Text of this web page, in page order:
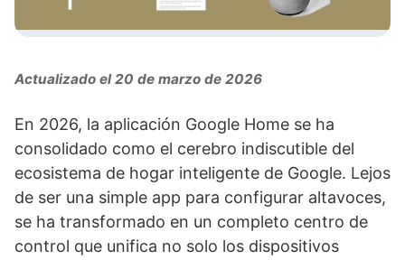
Actualizado el 20 de marzo de 2026
En 2026, la aplicación Google Home se ha
consolidado como el cerebro indiscutible del
ecosistema de hogar inteligente de Google. Lejos
de ser una simple app para configurar altavoces,
se ha transformado en un completo centro de
control que unifica no solo los dispositivos